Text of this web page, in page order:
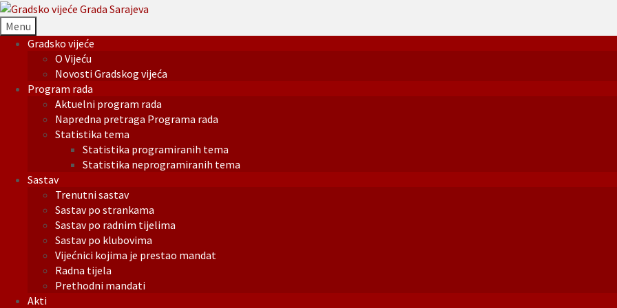
Menu
Gradsko vijeće
O Vijeću
Novosti Gradskog vijeća
Program rada
Aktuelni program rada
Napredna pretraga Programa rada
Statistika tema
Statistika programiranih tema
Statistika neprogramiranih tema
Sastav
Trenutni sastav
Sastav po strankama
Sastav po radnim tijelima
Sastav po klubovima
Vijećnici kojima je prestao mandat
Radna tijela
Prethodni mandati
Akti